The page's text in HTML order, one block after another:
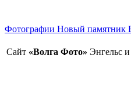
Фотографии Новый памятник
Сайт «Волга Фото» Энгельс